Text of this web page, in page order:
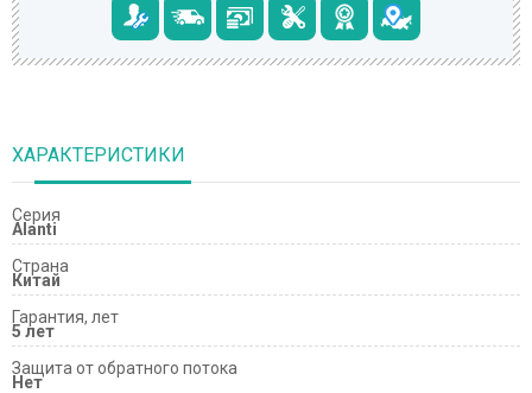
ХАРАКТЕРИСТИКИ
Серия
Alanti
Страна
Китай
Гарантия, лет
5 лет
Защита от обратного потока
Нет